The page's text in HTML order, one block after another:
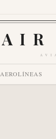
AIR
AEROLÍNEAS